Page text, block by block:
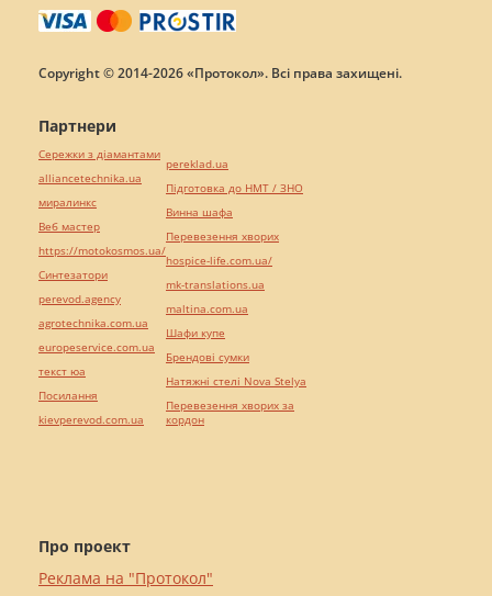
Copyright © 2014-2026 «Протокол». Всі права захищені.
Про проект
Реклама на "Протокол"
Партнери
Сережки з діамантами
alliancetechnika.ua
миралинкс
Веб мастер
https://motokosmos.ua/
Синтезатори
perevod.agency
agrotechnika.com.ua
europeservice.com.ua
текст юа
Посилання
kievperevod.com.ua
pereklad.ua
Підготовка до НМТ / ЗНО
Винна шафа
Перевезення хворих
hospice-life.com.ua/
mk-translations.ua
maltina.com.ua
Шафи купе
Брендові сумки
Натяжні стелі Nova Stelya
Перевезення хворих за
кордон